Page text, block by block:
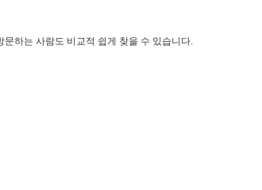
하는 사람도 비교적 쉽게 찾을 수 있습니다.